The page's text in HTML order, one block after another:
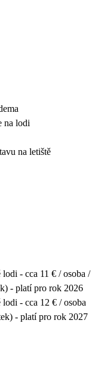
na lodi
na letiště
- cca 11 € / osoba /
- platí pro rok 2026
- cca 12 € / osoba
- platí pro rok 2027